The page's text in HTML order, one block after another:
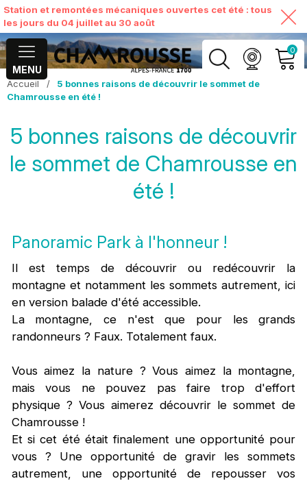
Station et remontées mécaniques ouvertes cet été : tous
les jours du 04 juillet au 30 août
MENU
0
MON COMPTE
VOIR MON PANIER
Accueil /
5 bonnes raisons de découvrir le sommet de
Chamrousse en été !
5 bonnes raisons de découvrir
le sommet de Chamrousse en
été !
Panoramic Park à l'honneur !
Il est temps de découvrir ou redécouvrir la
montagne et notamment les sommets autrement, ici
en version balade d'été accessible.
La montagne, ce n'est que pour les grands
randonneurs ? Faux. Totalement faux.
Vous aimez la nature ? Vous aimez la montagne,
mais vous ne pouvez pas faire trop d'effort
physique ? Vous aimerez découvrir le sommet de
Chamrousse !
Et si cet été était finalement une opportunité pour
vous ? Une opportunité de gravir les sommets
autrement, une opportunité de repousser vos